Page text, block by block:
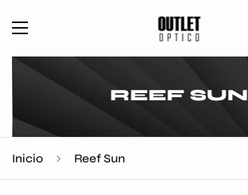
REEF SUN
Inicio Reef Sun